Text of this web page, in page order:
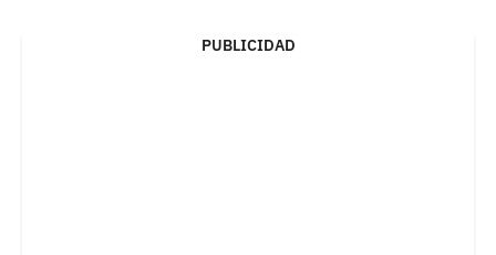
PUBLICIDAD